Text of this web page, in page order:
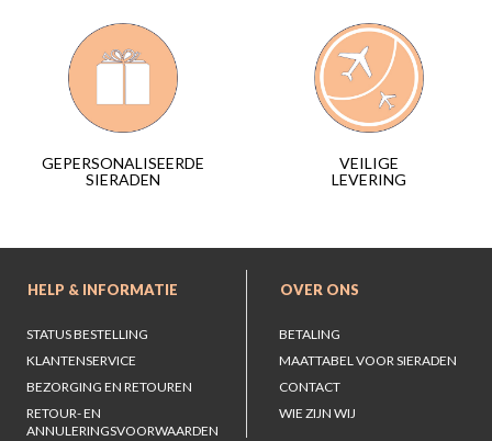
GEPERSONALISEERDE
SIERADEN
VEILIGE
LEVERING
HELP & INFORMATIE
STATUS BESTELLING
KLANTENSERVICE
BEZORGING EN RETOUREN
RETOUR- EN
ANNULERINGSVOORWAARDEN
OVER ONS
BETALING
MAATTABEL VOOR SIERADEN
CONTACT
WIE ZIJN WIJ